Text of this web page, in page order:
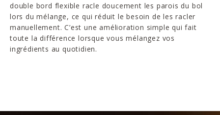
double bord flexible racle doucement les parois du bol
lors du mélange, ce qui réduit le besoin de les racler
manuellement. C’est une amélioration simple qui fait
toute la différence lorsque vous mélangez vos
ingrédients au quotidien.